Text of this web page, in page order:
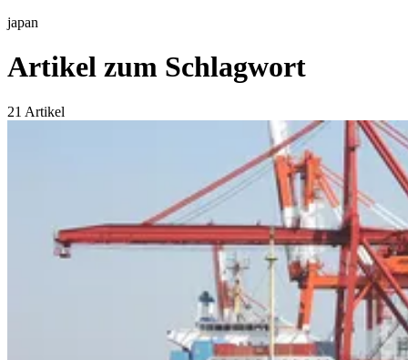
japan
Artikel zum Schlagwort
21 Artikel